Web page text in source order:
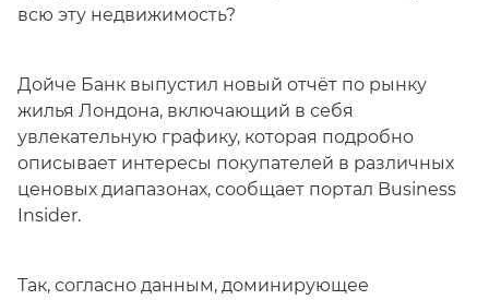
всю эту недвижимость?
Дойче Банк выпустил новый отчёт по рынку
жилья Лондона, включающий в себя
увлекательную графику, которая подробно
описывает интересы покупателей в различных
ценовых диапазонах, сообщает портал Business
Insider.
Так, согласно данным, доминирующее